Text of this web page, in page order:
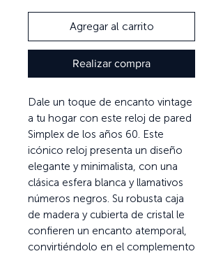
Agregar al carrito
Realizar compra
Dale un toque de encanto vintage
a tu hogar con este reloj de pared
Simplex de los años 60. Este
icónico reloj presenta un diseño
elegante y minimalista, con una
clásica esfera blanca y llamativos
números negros. Su robusta caja
de madera y cubierta de cristal le
confieren un encanto atemporal,
convirtiéndolo en el complemento